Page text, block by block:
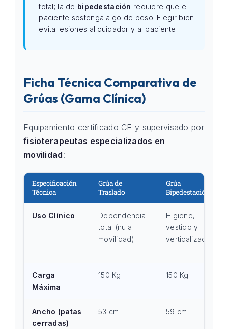
total; la de bipedestación requiere que el
paciente sostenga algo de peso. Elegir bien
evita lesiones al cuidador y al paciente.
Ficha Técnica Comparativa de
Grúas (Gama Clínica)
Equipamiento certificado CE y supervisado por
fisioterapeutas especializados en
movilidad:
Especificación
Técnica
Grúa de
Traslado
Grúa
Bipedestación
Uso Clínico
Dependencia
total (nula
movilidad)
Higiene,
vestido y
verticalización
Carga
Máxima
150 Kg 150 Kg
Ancho (patas
cerradas)
53 cm 59 cm